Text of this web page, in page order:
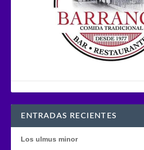
ENTRADAS RECIENTES
Los ulmus minor